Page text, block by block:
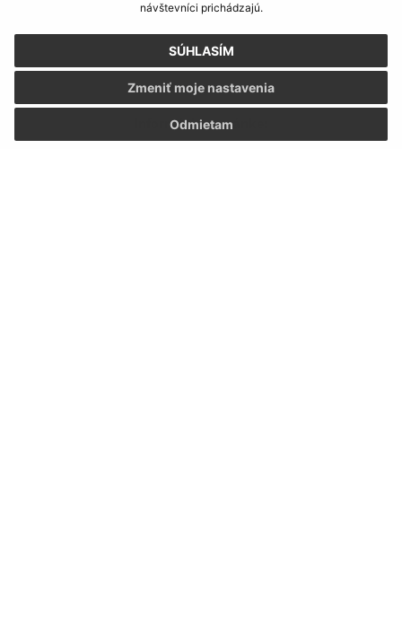
návštevníci prichádzajú.
SÚHLASÍM
Odmietam
Zmeniť moje nastavenia
Informácie o stránke: